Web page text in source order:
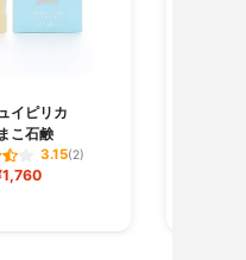
イピリカ
こ石鹸
3.15(2)